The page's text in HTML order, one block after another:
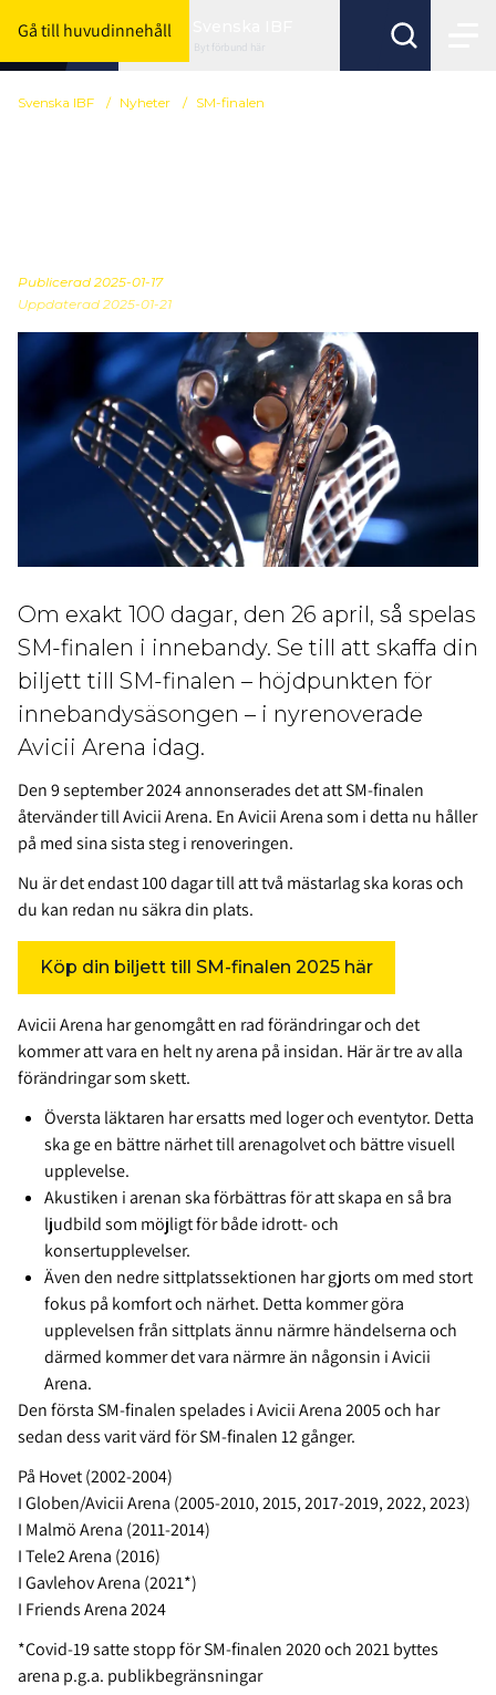
Gå till huvudinnehåll
Byt förbund här
Svenska IBF / Nyheter / SM-finalen
Publicerad 2025-01-17
Uppdaterad 2025-01-21
Om exakt 100 dagar, den 26 april, så spelas
SM-finalen i innebandy. Se till att skaffa din
biljett till SM-finalen – höjdpunkten för
innebandysäsongen – i nyrenoverade
Avicii Arena idag.
Den 9 september 2024 annonserades det att SM-finalen
återvänder till Avicii Arena. En Avicii Arena som i detta nu håller
på med sina sista steg i renoveringen.
Nu är det endast 100 dagar till att två mästarlag ska koras och
du kan redan nu säkra din plats.
Köp din biljett till SM-finalen 2025 här
Avicii Arena har genomgått en rad förändringar och det
kommer att vara en helt ny arena på insidan. Här är tre av alla
förändringar som skett.
Översta läktaren har ersatts med loger och eventytor. Detta
ska ge en bättre närhet till arenagolvet och bättre visuell
upplevelse.
Akustiken i arenan ska förbättras för att skapa en så bra
ljudbild som möjligt för både idrott- och
konsertupplevelser.
Även den nedre sittplatssektionen har gjorts om med stort
fokus på komfort och närhet. Detta kommer göra
upplevelsen från sittplats ännu närmre händelserna och
därmed kommer det vara närmre än någonsin i Avicii
Arena.
Den första SM-finalen spelades i Avicii Arena 2005 och har
sedan dess varit värd för SM-finalen 12 gånger.
På Hovet (2002-2004)
I Globen/Avicii Arena (2005-2010, 2015, 2017-2019, 2022, 2023)
I Malmö Arena (2011-2014)
I Tele2 Arena (2016)
I Gavlehov Arena (2021*)
I Friends Arena 2024
*Covid-19 satte stopp för SM-finalen 2020 och 2021 byttes
arena p.g.a. publikbegränsningar